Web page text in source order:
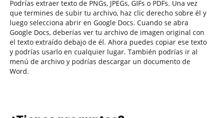
Podrías extraer texto de PNGs, JPEGs, GIFs o PDFs. Una vez
que termines de subir tu archivo, haz clic derecho sobre él y
luego selecciona abrir en Google Docs. Cuando se abra
Google Docs, deberías ver tu archivo de imagen original con
el texto extraído debajo de él. Ahora puedes copiar ese texto
y podrías usarlo en cualquier lugar. También podrías ir al
menú de archivo y podrías descargar un documento de
Word.